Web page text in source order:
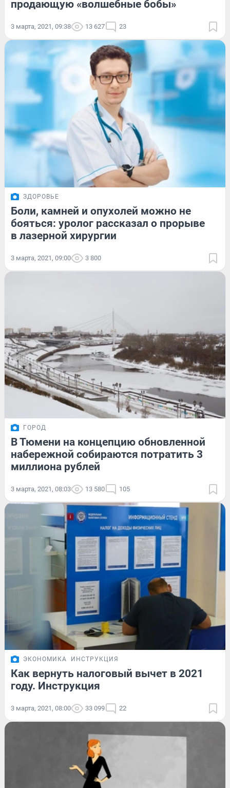
продающую «волшебные бобы»
3 марта, 2021, 09:38 13 627 23
ЗДОРОВЬЕ
Боли, камней и опухолей можно не
бояться: уролог рассказал о прорыве
в лазерной хирургии
3 марта, 2021, 09:00 3 800
ГОРОД
В Тюмени на концепцию обновленной
набережной собираются потратить 3
миллиона рублей
3 марта, 2021, 08:03 13 580 105
ЭКОНОМИКА ИНСТРУКЦИЯ
Как вернуть налоговый вычет в 2021
году. Инструкция
3 марта, 2021, 08:00 33 099 22